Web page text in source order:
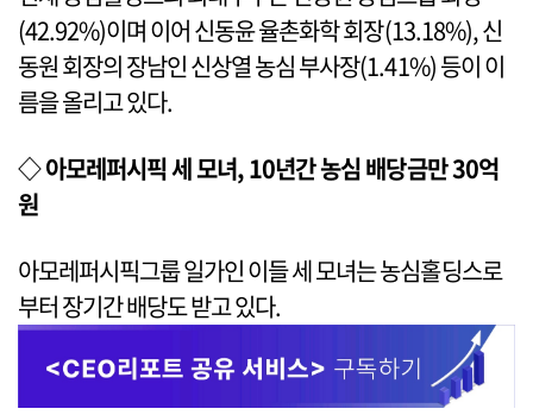
(42.92%)이며 이어 신동윤 율촌화학 회장(13.18%), 신
동원 회장의 장남인 신상열 농심 부사장(1.41%) 등이 이
름을 올리고 있다.
◇ 아모레퍼시픽 세 모녀, 10년간 농심 배당금만 30억
원
아모레퍼시픽그룹 일가인 이들 세 모녀는 농심홀딩스로
부터 장기간 배당도 받고 있다.